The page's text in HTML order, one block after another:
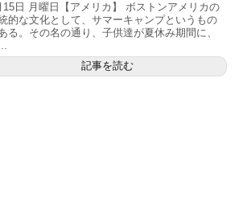
15日 月曜日【アメリカ】 ボストンアメリカの
的な文化として、サマーキャンプというもの
る。その名の通り、子供達が夏休み期間に、
記事を読む